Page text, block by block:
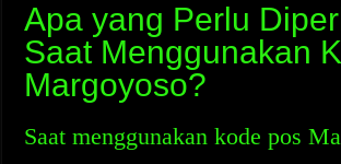
Apa yang Perlu
Saat Menggunakan
Margoyoso?
Saat menggunakan kode pos